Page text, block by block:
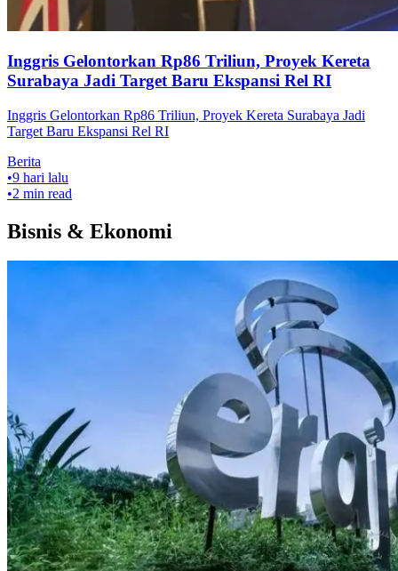
Inggris Gelontorkan Rp86 Triliun, Proyek Kereta
Surabaya Jadi Target Baru Ekspansi Rel RI
Inggris Gelontorkan Rp86 Triliun, Proyek Kereta Surabaya Jadi
Target Baru Ekspansi Rel RI
Berita
•9 hari lalu
•2 min read
Bisnis & Ekonomi